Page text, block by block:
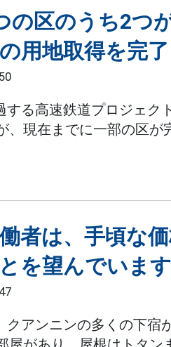
の区のうち2つ
用地取得を完了
する高速鉄道プロジェク
現在までに一部の区が
者は、手頃な
を望んでいます
クアンニンの多くの下宿